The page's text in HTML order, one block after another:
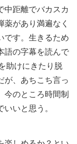
中距離でバカスカ
があり満遍なく
です。生きるため
語の字幕を読んで
助けにきたり脱
が、あちこち言っ
今のところ時間制
いと思う。